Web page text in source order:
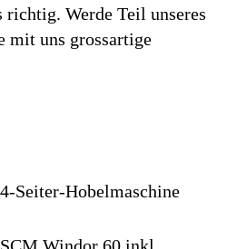
richtig. Werde Teil unseres
mit uns grossartige
Seiter-Hobelmaschine